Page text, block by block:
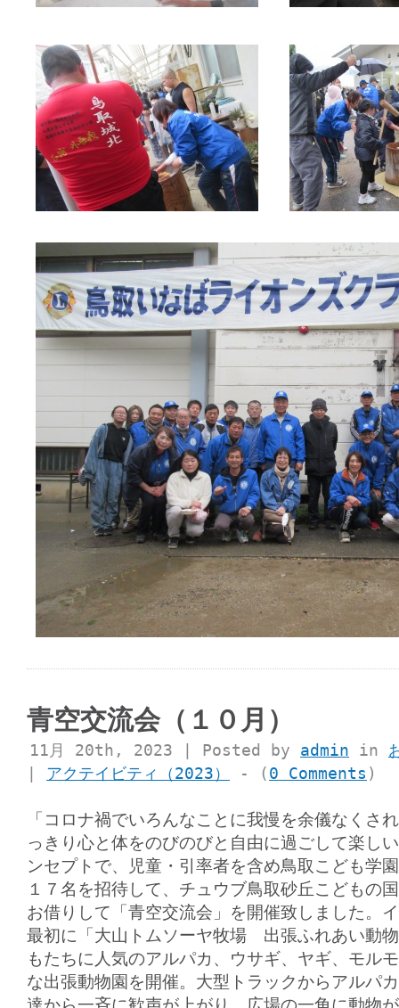
青空交流会（１０月）
11月 20th, 2023 | Posted by admin in
アクテイビティ（2023） - (0 Comments )
「コロナ禍でいろんなことに我慢を余儀なくさ
っきり心と体をのびのびと自由に過ごして楽し
ンセプトで、児童・引率者を含め鳥取こども学
１７名を招待して、チュウブ鳥取砂丘こどもの
お借りして「青空交流会」を開催致しました。
最初に「大山トムソーヤ牧場 出張ふれあい動
もたちに人気のアルパカ、ウサギ、ヤギ、モル
な出張動物園を開催。大型トラックからアルパ